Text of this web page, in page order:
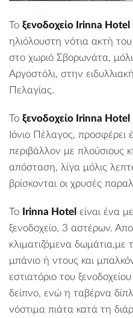
Το ξενοδοχείο Irinna Hotel
ηλιόλουστη νότια ακτή
στο χωριό Σβορωνάτα,
Αργοστόλι, στην
Πελαγίας.
Το ξενοδοχείο Irinna Hotel
Ιόνιο Πέλαγος, προσφέρει
περιβάλλον με πλούσιους
απόσταση, λίγα μόλις
βρίσκονται οι χρυσές
Το Irinna Hotel είναι ένα
ξενοδοχείο, 3 αστέρων.
κλιματιζόμενα δωμάτια,με
μπάνιο ή ντους και
εστιατόριο του
δείπνο, ενώ η ταβέρνα
νόστιμα πιάτα κατά τη